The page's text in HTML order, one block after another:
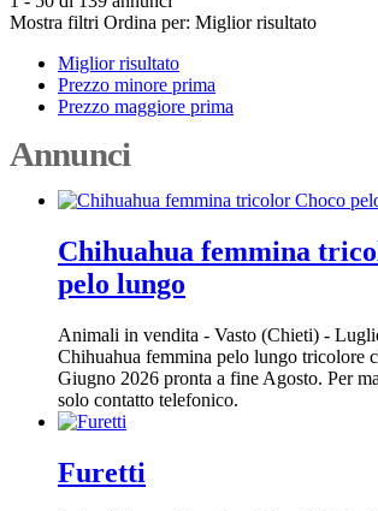
Mostra filtri Ordina per: Miglior risultato
Miglior risultato
Prezzo minore prima
Prezzo maggiore prima
Annunci
Chihuahua femmina
pelo lungo
Animali in vendita - Vasto (Chieti) -
Chihuahua femmina pelo lungo tricolore
Giugno 2026 pronta a fine Agosto. Per
solo contatto telefonico.
Furetti